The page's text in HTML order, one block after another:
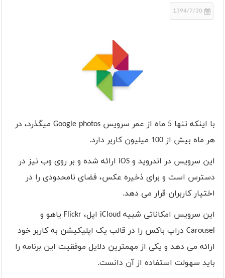
با اینکه تنها 5 ماه از عمر سرویس Google photos میگذرد، در
هر ماه بیش از 100 میلیون کاربر دارد.
این سرویس در اندروید و iOS ارائه شده و بر روی وب نیز در
دسترس است و برای ذخیره عکس، فضای نامحدودی را در
اختیار کاربران قرار می دهد.
این سرویس امکاناتی شبیه iCloud اپل، Flickr یاهو و
Carousel دراپ باکس را در قالب یک اپلیکیشن به کاربر خود
ارائه می دهد و یکی از مهمترین دلایل موفقیت این برنامه را
باید سهولت استفاده از آن دانست.